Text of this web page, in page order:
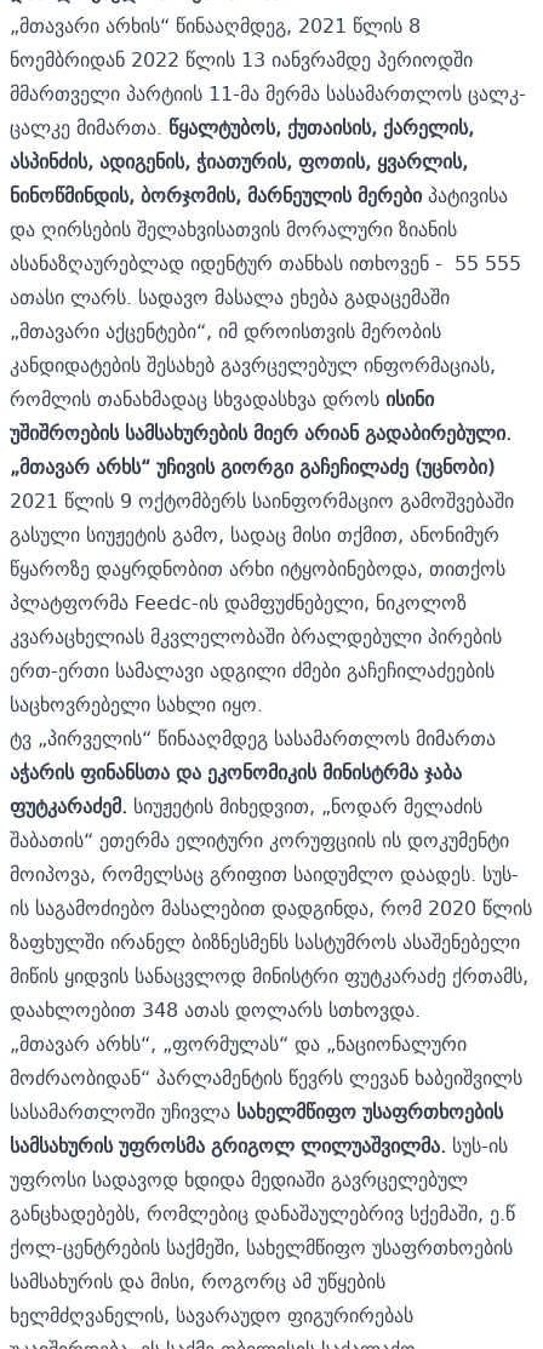
„მთავარი არხის“ წინააღმდეგ, 2021 წლის 8
ნოემბრიდან 2022 წლის 13 იანვრამდე პერიოდში
მმართველი პარტიის 11-მა მერმა სასამართლოს ცალკ-
ცალკე მიმართა. წყალტუბოს, ქუთაისის, ქარელის,
ასპინძის, ადიგენის, ჭიათურის, ფოთის, ყვარლის,
ნინოწმინდის, ბორჯომის, მარნეულის მერებიპატივისა
და ღირსების შელახვისათვის მორალური ზიანის
ასანაზღაურებლად იდენტურ თანხას ითხოვენ - 55 555
ათასი ლარს. სადავო მასალა ეხება გადაცემაში
„მთავარი აქცენტები“, იმ დროისთვის მერობის
კანდიდატების შესახებ გავრცელებულ ინფორმაციას,
რომლის თანახმადაც სხვადასხვა დროსისინი
უშიშროების სამსახურების მიერ არიან გადაბირებული.
„მთავარ არხს“ უჩივის გიორგი გაჩეჩილაძე (უცნობი)
2021 წლის 9 ოქტომბერს საინფორმაციო გამოშვებაში
გასული სიუჟეტის გამო, სადაც მისი თქმით, ანონიმურ
წყაროზე დაყრდნობით არხი იტყობინებოდა, თითქოს
პლატფორმა Feedc-ის დამფუძნებელი, ნიკოლოზ
კვარაცხელიას მკვლელობაში ბრალდებული პირების
ერთ-ერთი სამალავი ადგილი ძმები გაჩეჩილაძეების
საცხოვრებელი სახლი იყო.
ტვ „პირველის“ წინააღმდეგ სასამართლოს მიმართა
აჭარის ფინანსთა და ეკონომიკის მინისტრმა ჯაბა
ფუტკარაძემ. სიუჟეტის მიხედვით, „ნოდარ მელაძის
შაბათის“ ეთერმა ელიტური კორუფციის ის დოკუმენტი
მოიპოვა, რომელსაც გრიფით საიდუმლო დაადეს. სუს-
ის საგამოძიებო მასალებით დადგინდა, რომ 2020 წლის
ზაფხულში ირანელ ბიზნესმენს სასტუმროს ასაშენებელი
მიწის ყიდვის სანაცვლოდ მინისტრი ფუტკარაძე ქრთამს,
დაახლოებით 348 ათას დოლარს სთხოვდა.
„მთავარ არხს“, „ფორმულას“ და „ნაციონალური
მოძრაობიდან“ პარლამენტის წევრს ლევან ხაბეიშვილს
სასამართლოში უჩივლა სახელმწიფო უსაფრთხოების
სამსახურის უფროსმა გრიგოლ ლილუაშვილმა. სუს-ის
უფროსი სადავოდ ხდიდა მედიაში გავრცელებულ
განცხადებებს, რომლებიც დანაშაულებრივ სქემაში, ე.წ
ქოლ-ცენტრების საქმეში, სახელმწიფო უსაფრთხოების
სამსახურის და მისი, როგორც ამ უწყების
ხელმძღვანელის, სავარაუდო ფიგურირებას